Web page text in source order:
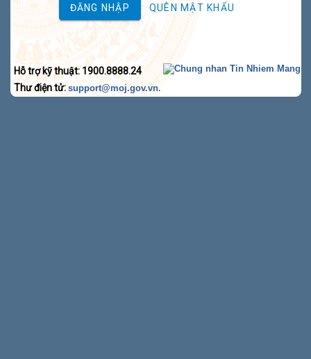
ĐĂNG NHẬP QUÊN MẬT KHẨU
Hỗ trợ kỹ thuật: 1900.8888.24
Thư điện tử: support@moj.gov.vn.